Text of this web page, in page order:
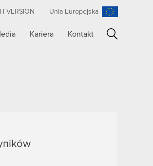
VERSION Unia Europejska
Kariera Kontakt